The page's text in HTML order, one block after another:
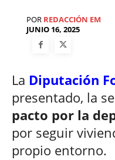
POR REDACCIÓN EM
JUNIO 16, 2025
La Diputación
presentado, la
pacto por la
por seguir
propio entorno.